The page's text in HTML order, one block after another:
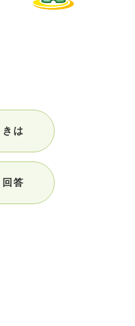
は
回答